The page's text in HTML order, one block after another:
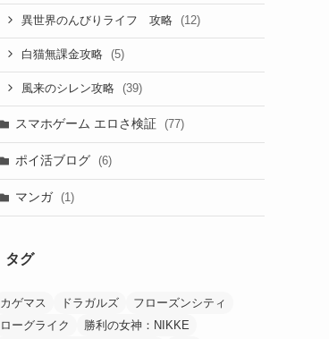
異世界のんびりライフ 攻略 (12)
白猫無課金攻略 (5)
風来のシレン攻略 (39)
スマホゲーム エロさ検証 (77)
ポイ活ブログ (6)
マンガ (1)
タグ
カゲマス ドラガルズ
フローズンシティ
ローグライク
勝利の女神：NIKKE